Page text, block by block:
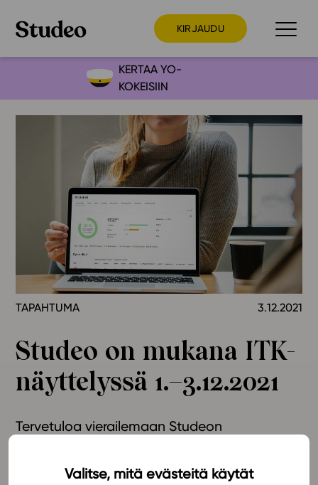
Valitse, mitä evästeitä käytät
KIRJAUDU
Preppaaja
Kokeilutarjous
Ainstain
Alakoulu
Yläkoulu
Lukio
Ominaisuudet
Tapahtumakalenteri
Webinaari­tallenteet
Yhteisö
Suosittelut
Ohjekeskus
Oppikirjailijat
KERTAA YO-
KOKEISIIN
TAPAHTUMA 3.12.2021
Studeo on mukana ITK-
näyttelyssä 1.–3.12.2021
Tervetuloa vierailemaan Studeon
3.12.2021!